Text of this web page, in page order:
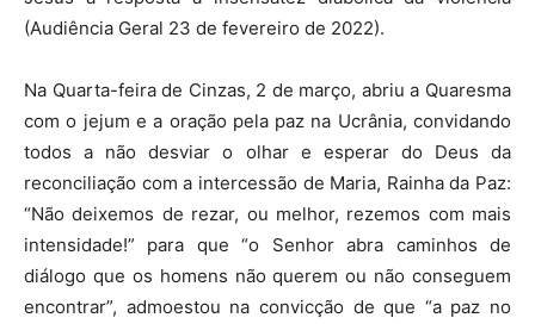
(Audiência Geral 23 de fevereiro de 2022).
Na Quarta-feira de Cinzas, 2 de março, abriu a Quaresma
com o jejum e a oração pela paz na Ucrânia, convidando
todos a não desviar o olhar e esperar do Deus da
reconciliação com a intercessão de Maria, Rainha da Paz:
“Não deixemos de rezar, ou melhor, rezemos com mais
intensidade!” para que “o Senhor abra caminhos de
diálogo que os homens não querem ou não conseguem
encontrar”, admoestou na convicção de que “a paz no